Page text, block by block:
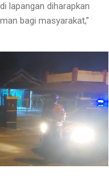
lapangan diharapkan
bagi masyarakat,”